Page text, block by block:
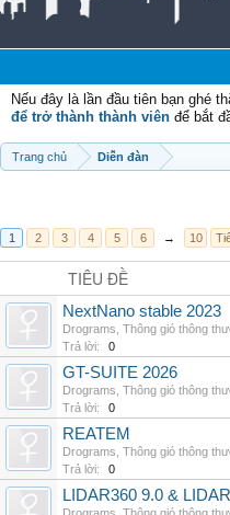
Nếu đây là lần đầu tiên bạn ghé
để trở thành thành viên để bắt
Trang chủ Diễn đàn
1 2 3 4 5 6 → 10
TIÊU ĐỀ
NextNano stable 2023
Drograms Thông gió thông
Trả lời:
0
GT-SUITE 2026
Drograms Thông gió thông
Trả lời:
0
REATEM
Drograms Thông gió thông
Trả lời:
0
LIDAR360 9.0 &